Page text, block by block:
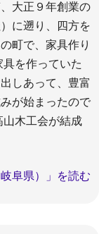
大正９年創業の
に遡り、四方を
町で、家具作り
を作っていた
しあって、豊富
が始まったので
木工会が結成
阜県）」を読む